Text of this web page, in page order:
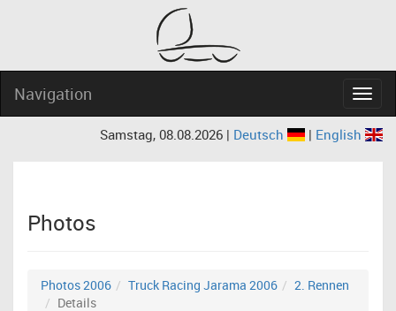
Navigation
Samstag, 08.08.2026 | Deutsch | English
Photos
Photos 2006 Truck Racing Jarama 2006
2. Rennen
Details